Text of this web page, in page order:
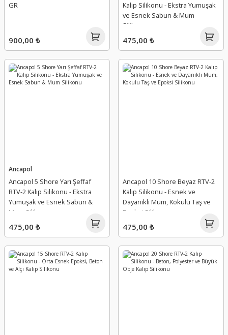
GR
900,00 ₺
Kalıp Silikonu - Ekstra Yumuşak
ve Esnek Sabun & Mum
Silikonu
475,00 ₺
Ancapol
Ancapol 5 Shore Yarı Şeffaf
RTV-2 Kalıp Silikonu - Ekstra
Yumuşak ve Esnek Sabun &
Mum Silikonu
475,00 ₺
Ancapol 10 Shore Beyaz RTV-2
Kalıp Silikonu - Esnek ve
Dayanıklı Mum, Kokulu Taş ve
Epoksi Silikonu
475,00 ₺